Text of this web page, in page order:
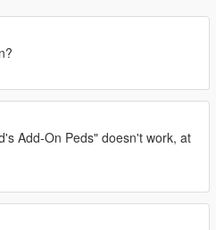
Add-On Peds" doesn't work, at